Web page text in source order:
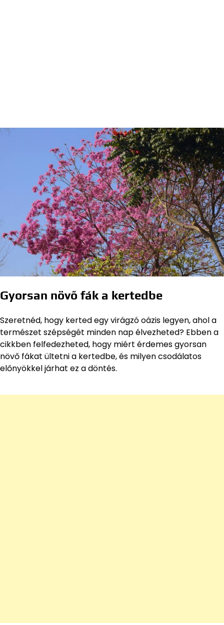
Gyorsan növő fák a kertedbe
Szeretnéd, hogy kerted egy virágzó oázis legyen, ahol a
természet szépségét minden nap élvezheted? Ebben a
cikkben felfedezheted, hogy miért érdemes gyorsan
növő fákat ültetni a kertedbe, és milyen csodálatos
előnyökkel járhat ez a döntés.